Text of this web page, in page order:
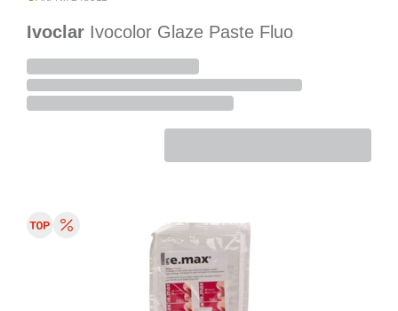
Ivoclar Ivocolor Glaze Paste Fluo